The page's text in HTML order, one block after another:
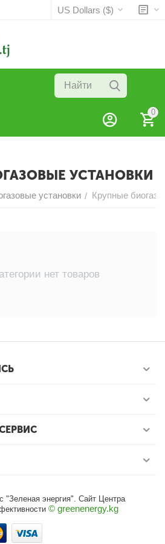
US Dollars ($)
0
УСТАНОВКИ
установки / Крупные
нет товаров
"Зеленая энергия". Сайт Центра
© greenenergy.kg